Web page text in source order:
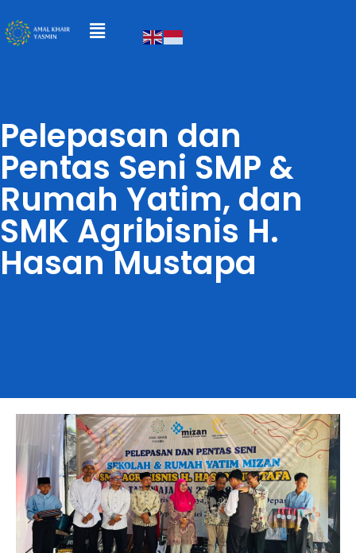
Pelepasan dan
Pentas Seni SMP &
Rumah Yatim, dan
SMK Agribisnis H.
Hasan Mustapa